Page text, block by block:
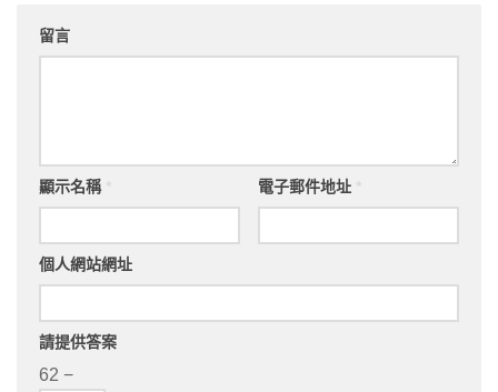
留言
顯示名稱 電子郵件地址
個人網站網址
請提供答案
62 −